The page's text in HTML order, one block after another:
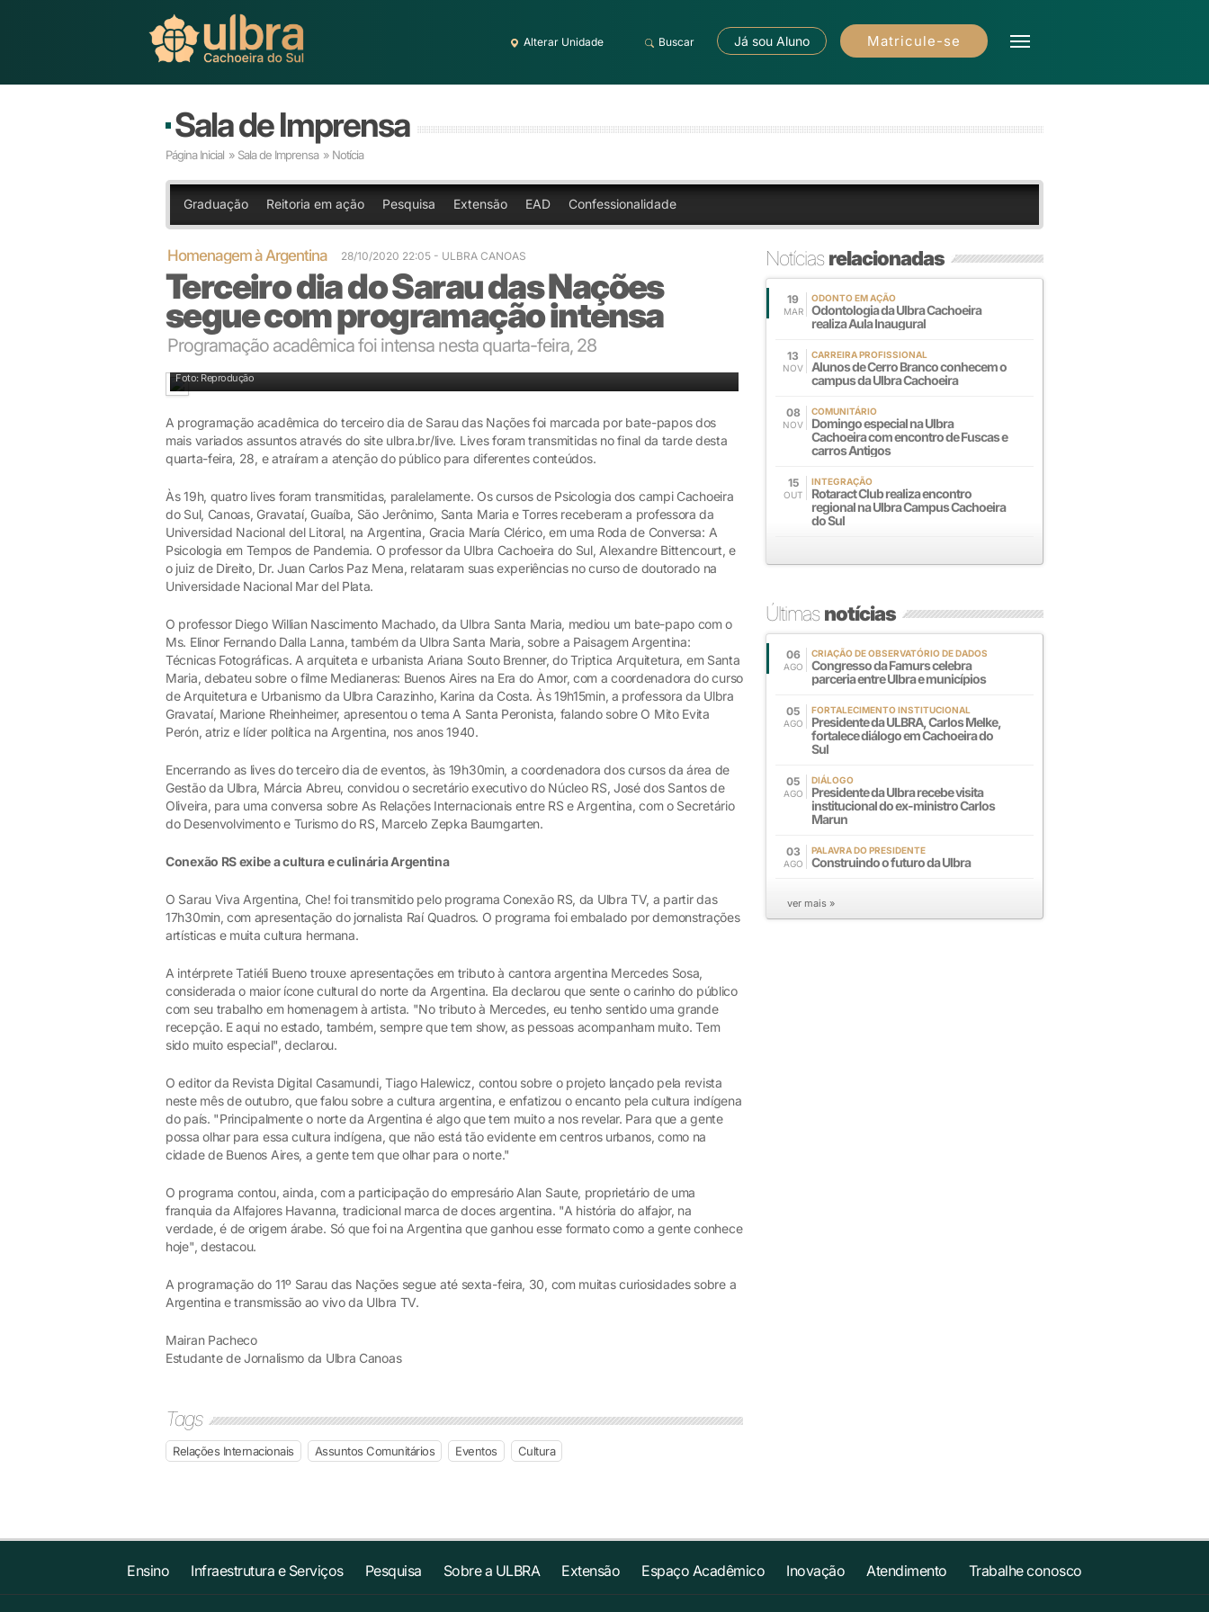
Alterar Unidade Buscar Já sou Aluno Matricule-se
Sala de Imprensa
Página Inicial » Sala de Imprensa » Notícia
Graduação Reitoria em ação Pesquisa Extensão EAD Confessionalidade
Homenagem à Argentina 28/10/2020 22:05 - ULBRA CANOAS
Terceiro dia do Sarau das Nações
segue com programação intensa
Programação acadêmica foi intensa nesta quarta-feira, 28
Foto: Reprodução
A programação acadêmica do terceiro dia de Sarau das Nações foi marcada por bate-papos dos
mais variados assuntos através do site ulbra.br/live. Lives foram transmitidas no final da tarde desta
quarta-feira, 28, e atraíram a atenção do público para diferentes conteúdos.
Às 19h, quatro lives foram transmitidas, paralelamente. Os cursos de Psicologia dos campi Cachoeira
do Sul, Canoas, Gravataí, Guaíba, São Jerônimo, Santa Maria e Torres receberam a professora da
Universidad Nacional del Litoral, na Argentina, Gracia María Clérico, em uma Roda de Conversa: A
Psicologia em Tempos de Pandemia. O professor da Ulbra Cachoeira do Sul, Alexandre Bittencourt, e
o juiz de Direito, Dr. Juan Carlos Paz Mena, relataram suas experiências no curso de doutorado na
Universidade Nacional Mar del Plata.
O professor Diego Willian Nascimento Machado, da Ulbra Santa Maria, mediou um bate-papo com o
Ms. Elinor Fernando Dalla Lanna, também da Ulbra Santa Maria, sobre a Paisagem Argentina:
Técnicas Fotográficas. A arquiteta e urbanista Ariana Souto Brenner, do Triptica Arquitetura, em Santa
Maria, debateu sobre o filme Medianeras: Buenos Aires na Era do Amor, com a coordenadora do curso
de Arquitetura e Urbanismo da Ulbra Carazinho, Karina da Costa. Às 19h15min, a professora da Ulbra
Gravataí, Marione Rheinheimer, apresentou o tema A Santa Peronista, falando sobre O Mito Evita
Perón, atriz e líder política na Argentina, nos anos 1940.
Encerrando as lives do terceiro dia de eventos, às 19h30min, a coordenadora dos cursos da área de
Gestão da Ulbra, Márcia Abreu, convidou o secretário executivo do Núcleo RS, José dos Santos de
Oliveira, para uma conversa sobre As Relações Internacionais entre RS e Argentina, com o Secretário
do Desenvolvimento e Turismo do RS, Marcelo Zepka Baumgarten.
Conexão RS exibe a cultura e culinária Argentina
O Sarau Viva Argentina, Che! foi transmitido pelo programa Conexão RS, da Ulbra TV, a partir das
17h30min, com apresentação do jornalista Raí Quadros. O programa foi embalado por demonstrações
artísticas e muita cultura hermana.
A intérprete Tatiéli Bueno trouxe apresentações em tributo à cantora argentina Mercedes Sosa,
considerada o maior ícone cultural do norte da Argentina. Ela declarou que sente o carinho do público
com seu trabalho em homenagem à artista. "No tributo à Mercedes, eu tenho sentido uma grande
recepção. E aqui no estado, também, sempre que tem show, as pessoas acompanham muito. Tem
sido muito especial", declarou.
O editor da Revista Digital Casamundi, Tiago Halewicz, contou sobre o projeto lançado pela revista
neste mês de outubro, que falou sobre a cultura argentina, e enfatizou o encanto pela cultura indígena
do país. "Principalmente o norte da Argentina é algo que tem muito a nos revelar. Para que a gente
possa olhar para essa cultura indígena, que não está tão evidente em centros urbanos, como na
cidade de Buenos Aires, a gente tem que olhar para o norte."
O programa contou, ainda, com a participação do empresário Alan Saute, proprietário de uma
franquia da Alfajores Havanna, tradicional marca de doces argentina. "A história do alfajor, na
verdade, é de origem árabe. Só que foi na Argentina que ganhou esse formato como a gente conhece
hoje", destacou.
A programação do 11º Sarau das Nações segue até sexta-feira, 30, com muitas curiosidades sobre a
Argentina e transmissão ao vivo da Ulbra TV.
Mairan Pacheco
Estudante de Jornalismo da Ulbra Canoas
Tags
Relações Internacionais Assuntos Comunitários Eventos Cultura
Notíciasrelacionadas
19
MAR
ODONTO EM AÇÃO
Odontologia da Ulbra Cachoeira
realiza Aula Inaugural
13
NOV
CARREIRA PROFISSIONAL
Alunos de Cerro Branco conhecem o
campus da Ulbra Cachoeira
08
NOV
COMUNITÁRIO
Domingo especial na Ulbra
Cachoeira com encontro de Fuscas e
carros Antigos
15
OUT
INTEGRAÇÃO
Rotaract Club realiza encontro
regional na Ulbra Campus Cachoeira
do Sul
Últimasnotícias
06
AGO
CRIAÇÃO DE OBSERVATÓRIO DE DADOS
Congresso da Famurs celebra
parceria entre Ulbra e municípios
05
AGO
FORTALECIMENTO INSTITUCIONAL
Presidente da ULBRA, Carlos Melke,
fortalece diálogo em Cachoeira do
Sul
05
AGO
DIÁLOGO
Presidente da Ulbra recebe visita
institucional do ex-ministro Carlos
Marun
03
AGO
PALAVRA DO PRESIDENTE
Construindo o futuro da Ulbra
ver mais »
Ensino Infraestrutura e Serviços Pesquisa Sobre a ULBRA Extensão Espaço Acadêmico Inovação Atendimento Trabalhe conosco